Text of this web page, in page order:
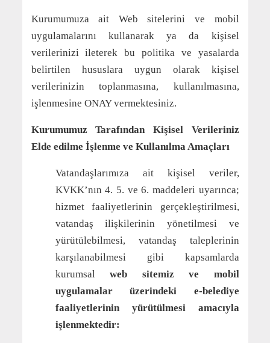
Kurumumuza ait Web sitelerini ve mobil
uygulamalarını kullanarak ya da kişisel
verilerinizi ileterek bu politika ve yasalarda
belirtilen hususlara uygun olarak kişisel
verilerinizin toplanmasına, kullanılmasına,
işlenmesine ONAY vermektesiniz.
Kurumumuz Tarafından Kişisel Verileriniz
Elde edilme İşlenme ve Kullanılma Amaçları
Vatandaşlarımıza ait kişisel veriler,
KVKK’nın 4. 5. ve 6. maddeleri uyarınca;
hizmet faaliyetlerinin gerçekleştirilmesi,
vatandaş ilişkilerinin yönetilmesi ve
yürütülebilmesi, vatandaş taleplerinin
karşılanabilmesi gibi kapsamlarda
kurumsal web sitemiz ve mobil
uygulamalar üzerindeki e-belediye
faaliyetlerinin yürütülmesi amacıyla
işlenmektedir: